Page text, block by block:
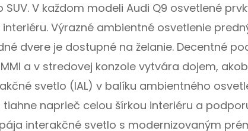
V každom modeli Audi Q9 osvetlené
Výrazné ambientné osvetlenie
dvere je dostupné na želanie. Decentné
a v stredovej konzole vytvára dojem,
svetlo (IAL) v balíku ambientného
tiahne naprieč celou šírkou interiéru a
interakčné svetlo s modernizovaným